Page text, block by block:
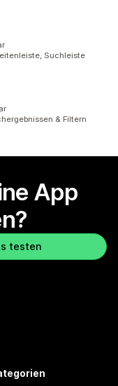
Suchleiste
& Filtern
App
testen